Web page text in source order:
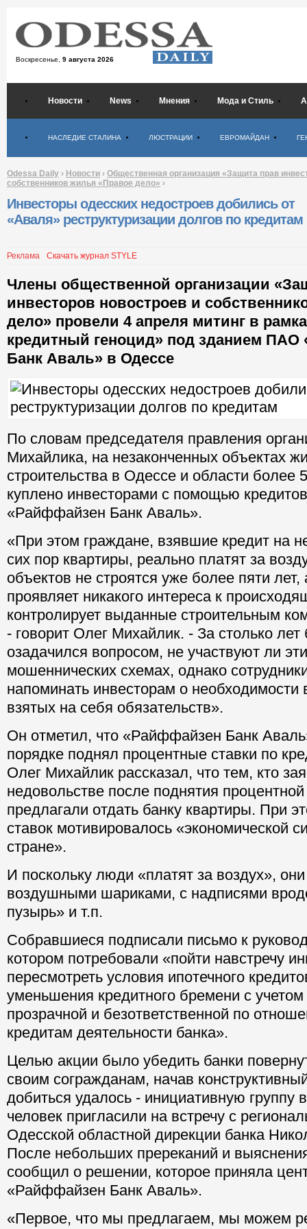
Воскресенье, 9 августа 2026
Новости News Мнения Мода и Стиль
НАСЛЕДИЕ СТАЛИНА ЛЮСТРАЦИИ ЕВРОМАЙДАН
Odessa Daily › Новости › Общественная организация «Защита прав
собственников жилья «Правое дело» ›
Инвесторы одесских недостроев добились от
«Аваля» реструктуризации долгов по кредитам
Реклама Скачать журнал STYLE
Члены общественной организации
инвесторов новостроев и
дело» провели 4 апреля митинг в
кредитный геноцид» под зданием
Банк Аваль» в Одессе
По словам председателя правления
Михайлика, на незаконченных объектах
строительства в Одессе и области более
куплено инвесторами с помощью
«Райффайзен Банк Аваль».
«При этом граждане, взявшие кредит на
сих пор квартиры, реально платят за
объектов не строятся уже более пяти лет,
проявляет никакого интереса к
контролирует выданные строительным
- говорит Олег Михайлик. - За столько лет
озадачился вопросом, не участвуют ли
мошеннических схемах, однако
напоминать инвесторам о необходимости
взятых на себя обязательств».
Он отметил, что «Райффайзен Банк
порядке поднял процентные ставки по
Олег Михайлик рассказал, что тем, кто
недовольстве после поднятия процентной
предлагали отдать банку квартиры. При
ставок мотивировалось «экономической
стране».
И поскольку люди «платят за воздух»,
воздушными шариками, с надписями
пузырь» и т.п.
Собравшиеся подписали письмо к
котором потребовали «пойти навстречу
пересмотреть условия ипотечного
уменьшения кредитного бремени с учетом
прозрачной и безответственной по
кредитам деятельности банка».
Целью акции было убедить банки
своим согражданам, начав
добиться удалось - инициативную группу
человек пригласили на встречу с
Одесской областной дирекции банка
После небольших пререканий и
сообщил о решении, которое приняла
«Райффайзен Банк Аваль».
«Первое, что мы предлагаем, мы можем